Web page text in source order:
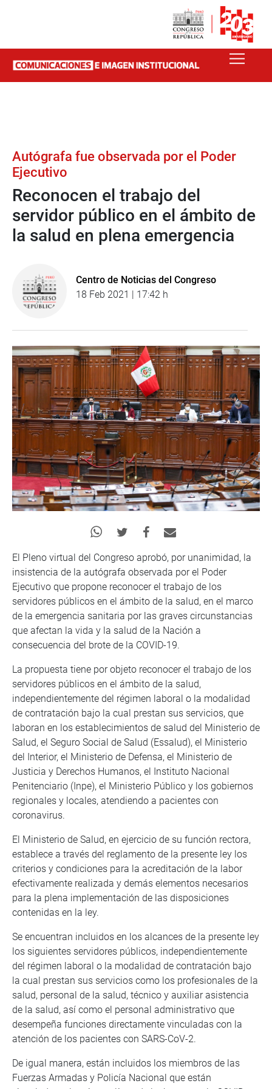
Autógrafa fue observada por el Poder
Ejecutivo
Reconocen el trabajo del
servidor público en el ámbito de
la salud en plena emergencia
Centro de Noticias del Congreso
18 Feb 2021 | 17:42 h
El Pleno virtual del Congreso aprobó, por unanimidad, la
insistencia de la autógrafa observada por el Poder
Ejecutivo que propone reconocer el trabajo de los
servidores públicos en el ámbito de la salud, en el marco
de la emergencia sanitaria por las graves circunstancias
que afectan la vida y la salud de la Nación a
consecuencia del brote de la COVID-19.
La propuesta tiene por objeto reconocer el trabajo de los
servidores públicos en el ámbito de la salud,
independientemente del régimen laboral o la modalidad
de contratación bajo la cual prestan sus servicios, que
laboran en los establecimientos de salud del Ministerio de
Salud, el Seguro Social de Salud (Essalud), el Ministerio
del Interior, el Ministerio de Defensa, el Ministerio de
Justicia y Derechos Humanos, el Instituto Nacional
Penitenciario (Inpe), el Ministerio Público y los gobiernos
regionales y locales, atendiendo a pacientes con
coronavirus.
El Ministerio de Salud, en ejercicio de su función rectora,
establece a través del reglamento de la presente ley los
criterios y condiciones para la acreditación de la labor
efectivamente realizada y demás elementos necesarios
para la plena implementación de las disposiciones
contenidas en la ley.
Se encuentran incluidos en los alcances de la presente ley
los siguientes servidores públicos, independientemente
del régimen laboral o la modalidad de contratación bajo
la cual prestan sus servicios como los profesionales de la
salud, personal de la salud, técnico y auxiliar asistencia
de la salud, así como el personal administrativo que
desempeña funciones directamente vinculadas con la
atención de los pacientes con SARS-CoV-2.
De igual manera, están incluidos los miembros de las
Fuerzas Armadas y Policía Nacional que están